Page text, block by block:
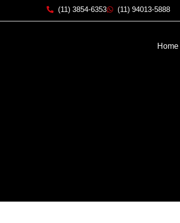
(11) 3854-6353 (11) 94013-5888
Home